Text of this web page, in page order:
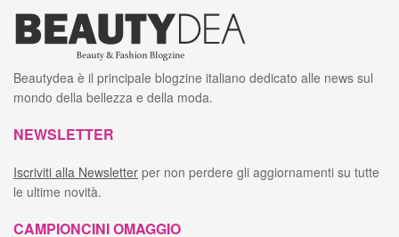
Beautydea è il principale blogzine italiano dedicato alle news sul
mondo della bellezza e della moda.
NEWSLETTER
Iscriviti alla Newsletter per non perdere gli aggiornamenti su tutte
le ultime novità.
CAMPIONCINI OMAGGIO